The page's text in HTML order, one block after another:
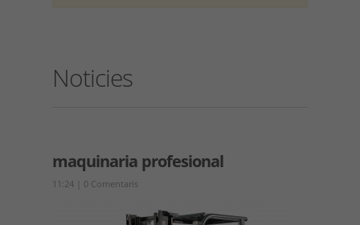
Noticies
maquinaria profesional
11:24 0 Comentaris